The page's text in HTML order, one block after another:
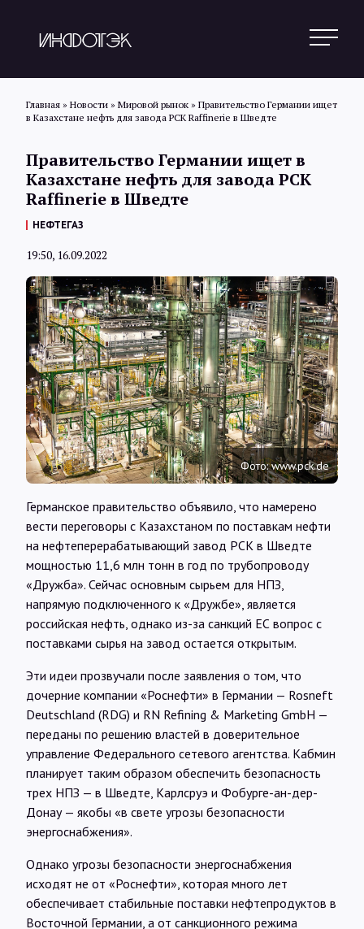
Новости
Обзоры
Интервью
Карты
О нас
@Infotek_Russia
Главная » Новости » Мировой рынок » Правительство Германии ищет
в Казахстане нефть для завода PCK Raffinerie в Шведте
Правительство Германии ищет в
Казахстане нефть для завода PCK
Raffinerie в Шведте
НЕФТЕГАЗ
19:50, 16.09.2022
Фото: www.pck.de
Германское правительство объявило, что намерено
вести переговоры с Казахстаном по поставкам нефти
на нефтеперерабатывающий завод PCK в Шведте
мощностью 11,6 млн тонн в год по трубопроводу
«Дружба». Сейчас основным сырьем для НПЗ,
напрямую подключенного к «Дружбе», является
российская нефть, однако из-за санкций ЕС вопрос с
поставками сырья на завод остается открытым.
Эти идеи прозвучали после заявления о том, что
дочерние компании «Роснефти» в Германии — Rosneft
Deutschland (RDG) и RN Refining & Marketing GmbH —
переданы по решению властей в доверительное
управление Федерального сетевого агентства. Кабмин
планирует таким образом обеспечить безопасность
трех НПЗ — в Шведте, Карлсруэ и Фобурге-ан-дер-
Донау — якобы «в свете угрозы безопасности
энергоснабжения».
Однако угрозы безопасности энергоснабжения
исходят не от «Роснефти», которая много лет
обеспечивает стабильные поставки нефтепродуктов в
Восточной Германии, а от санкционного режима